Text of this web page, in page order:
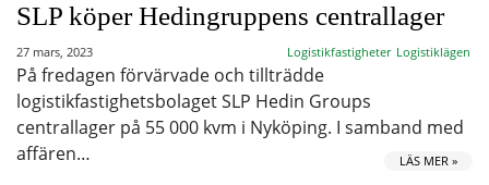
SLP köper Hedingruppens centrallager
27 mars, 2023 Logistikfastigheter Logistiklägen
På fredagen förvärvade och tillträdde
logistikfastighetsbolaget SLP Hedin Groups
centrallager på 55 000 kvm i Nyköping. I samband med
affären…
LÄS MER »